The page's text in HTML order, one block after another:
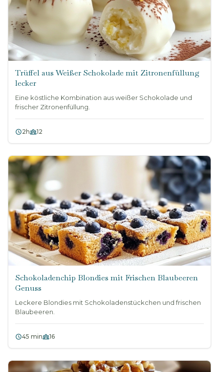
Trüffel aus Weißer Schokolade mit Zitronenfüllung
lecker
Eine köstliche Kombination aus weißer Schokolade und
frischer Zitronenfüllung.
2h 12
Schokoladenchip Blondies mit Frischen Blaubeeren
Genuss
Leckere Blondies mit Schokoladenstückchen und frischen
Blaubeeren.
45 min 16